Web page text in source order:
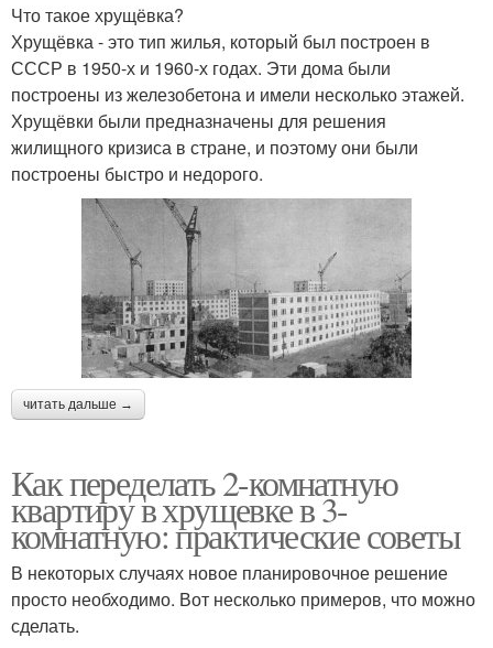
Что такое хрущёвка?
Хрущёвка - это тип жилья, который был построен в
СССР в 1950-х и 1960-х годах. Эти дома были
построены из железобетона и имели несколько этажей.
Хрущёвки были предназначены для решения
жилищного кризиса в стране, и поэтому они были
построены быстро и недорого.
читать дальше →
Как переделать 2-комнатную
квартиру в хрущевке в 3-
комнатную: практические советы
В некоторых случаях новое планировочное решение
просто необходимо. Вот несколько примеров, что можно
сделать.